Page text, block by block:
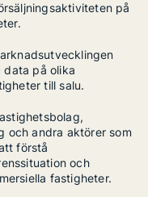
på
data på olika
till salu.
och andra aktörer som
förstå
och
fastigheter.